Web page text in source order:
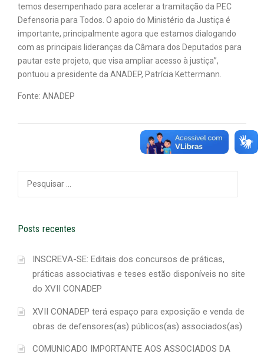
temos desempenhado para acelerar a tramitação da PEC
Defensoria para Todos. O apoio do Ministério da Justiça é
importante, principalmente agora que estamos dialogando
com as principais lideranças da Câmara dos Deputados para
pautar este projeto, que visa ampliar acesso à justiça”,
pontuou a presidente da ANADEP, Patrícia Kettermann.
Fonte: ANADEP
por:
Posts recentes
INSCREVA-SE: Editais dos concursos de práticas,
práticas associativas e teses estão disponíveis no site
do XVII CONADEP
XVII CONADEP terá espaço para exposição e venda de
obras de defensores(as) públicos(as) associados(as)
COMUNICADO IMPORTANTE AOS ASSOCIADOS DA